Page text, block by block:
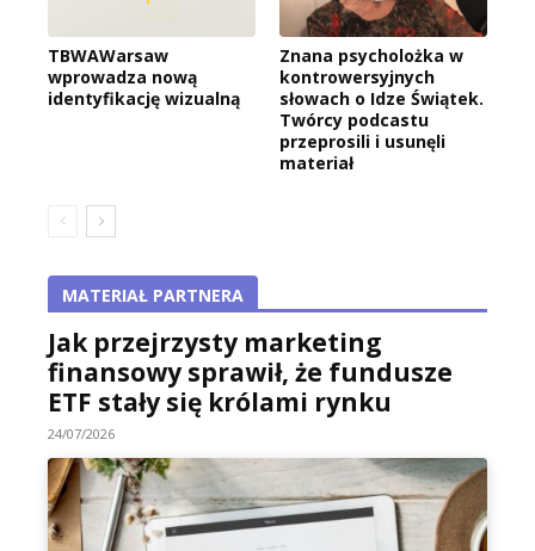
TBWAWarsaw
wprowadza nową
identyfikację wizualną
Znana psycholożka w
kontrowersyjnych
słowach o Idze Świątek.
Twórcy podcastu
przeprosili i usunęli
materiał
MATERIAŁ PARTNERA
Jak przejrzysty marketing
finansowy sprawił, że fundusze
ETF stały się królami rynku
24/07/2026